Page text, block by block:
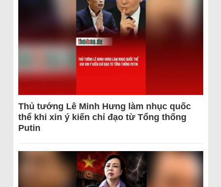
Thủ tướng Lê Minh Hưng làm nhục quốc
thể khi xin ý kiến chỉ đạo từ Tổng thống
Putin